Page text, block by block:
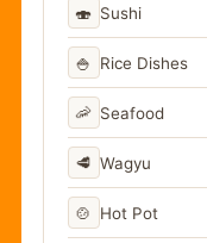
🍣 Sushi
🍚 Rice Dishes
🦐 Seafood
🥩 Wagyu
🍲 Hot Pot